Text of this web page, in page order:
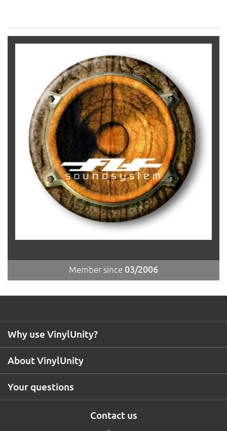
Member since 03/2006
Contact us
About VinylUnity
Why use VinylUnity?
Your questions